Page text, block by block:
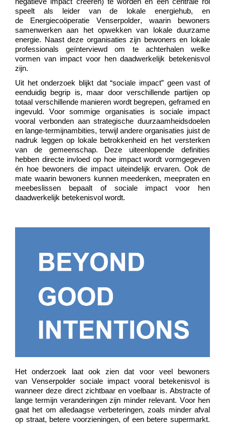
speelt als leider van de lokale
energiehub, en
de
Energiecoöperatie Venserpolder, waarin bewoners
samenwerken aan het opwekken van lokale duurzame
energie. Naast deze organisaties zijn bewoners en lokale
professionals geïnterviewd om te achterhalen welke
vormen van impact voor hen daadwerkelijk betekenisvol
zijn.
Uit het onderzoek blijkt dat “sociale impact” geen vast of
eenduidig begrip is, maar door verschillende partijen op
totaal verschillende manieren wordt begrepen, geframed en
ingevuld. Voor sommige organisaties is sociale impact
vooral verbonden aan strategische duurzaamheidsdoelen
en lange-termijnambities, terwijl andere organisaties juist de
nadruk leggen op lokale betrokkenheid en het versterken
van de gemeenschap. Deze uiteenlopende definities
hebben directe invloed op hoe impact wordt vormgegeven
én hoe bewoners die impact uiteindelijk ervaren. Ook de
mate waarin bewoners kunnen meedenken, meepraten en
meebeslissen bepaalt of sociale impact voor hen
daadwerkelijk betekenisvol wordt.
Het onderzoek laat ook zien dat voor veel bewoners
van Venserpolder sociale impact vooral betekenisvol is
wanneer deze direct zichtbaar en voelbaar is. Abstracte of
lange termijn veranderingen zijn minder relevant. Voor hen
gaat het om alledaagse verbeteringen, zoals minder afval
op straat, betere voorzieningen, of een betere supermarkt.